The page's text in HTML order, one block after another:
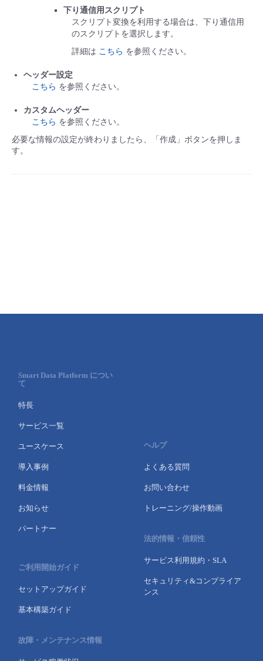
下り通信用スクリプト
スクリプト変換を利用する場合は、下り通信用
のスクリプトを選択します。
詳細は こちら を参照ください。
ヘッダー設定
こちら を参照ください。
カスタムヘッダー
こちら を参照ください。
必要な情報の設定が終わりましたら、「作成」ボタンを押しま
す。
Smart Data Platform につい
て
特長
サービス一覧
ユースケース
導入事例
料金情報
お知らせ
パートナー
ご利用開始ガイド
セットアップガイド
基本構築ガイド
故障・メンテナンス情報
ヘルプ
よくある質問
お問い合わせ
トレーニング/操作動画
法的情報・信頼性
サービス利用規約・SLA
セキュリティ&コンプライア
ンス